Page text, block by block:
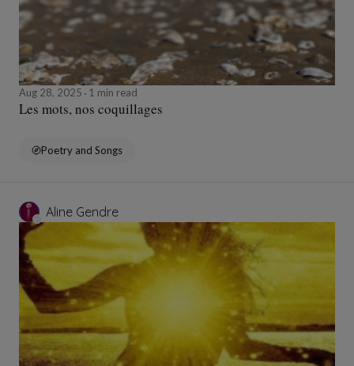
Aug 28, 2025 1 min read
Les mots, nos coquillages
Poetry and Songs
Aline Gendre